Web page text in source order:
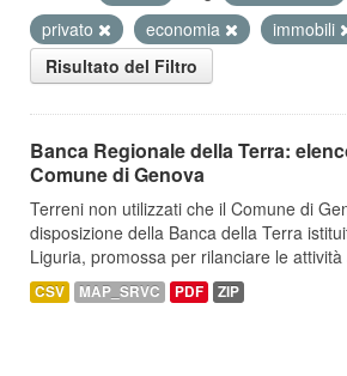
privato
economia
immobili
Risultato del Filtro
Banca Regionale della Terra:
Comune di Genova
Terreni non utilizzati che il Comune di
disposizione della Banca della Terra
Liguria, promossa per rilanciare le
CSV MAP_SRVC PDF ZIP